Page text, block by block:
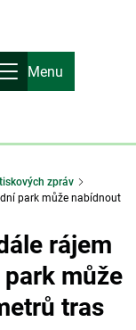
Menu
zpráv
park může nabídnout
rájem
může
tras